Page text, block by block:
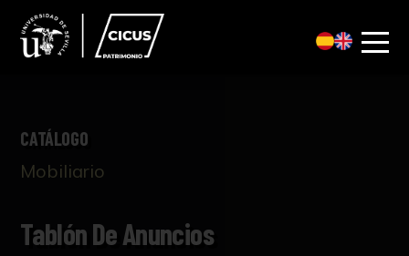
CATÁLOGO
Mobiliario
Tablón De Anuncios